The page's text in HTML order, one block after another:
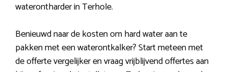
waterontharder in Terhole.
Benieuwd naar de kosten om hard water aan te
pakken met een waterontkalker? Start meteen met
de offerte vergelijker en vraag vrijblijvend offertes aan